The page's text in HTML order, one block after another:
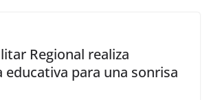
Regional realiza
educativa para una sonrisa